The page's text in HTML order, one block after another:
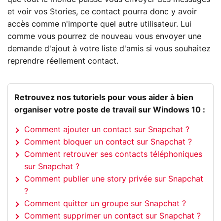
et voir vos Stories, ce contact pourra donc y avoir
accès comme n'importe quel autre utilisateur. Lui
comme vous pourrez de nouveau vous envoyer une
demande d'ajout à votre liste d'amis si vous souhaitez
reprendre réellement contact.
Retrouvez nos tutoriels pour vous aider à bien
organiser votre poste de travail sur Windows 10 :
Comment ajouter un contact sur Snapchat ?
Comment bloquer un contact sur Snapchat ?
Comment retrouver ses contacts téléphoniques
sur Snapchat ?
Comment publier une story privée sur Snapchat
?
Comment quitter un groupe sur Snapchat ?
Comment supprimer un contact sur Snapchat ?